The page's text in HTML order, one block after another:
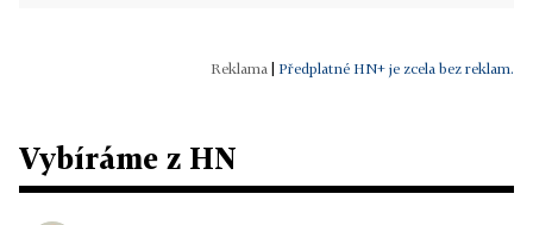
Předplatné HN+ je zcela bez reklam.
Vybíráme z HN